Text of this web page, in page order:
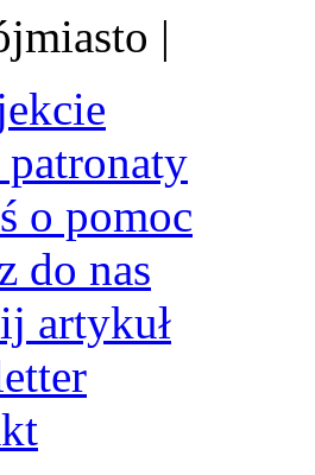
|
patronaty
o pomoc
do nas
artykuł